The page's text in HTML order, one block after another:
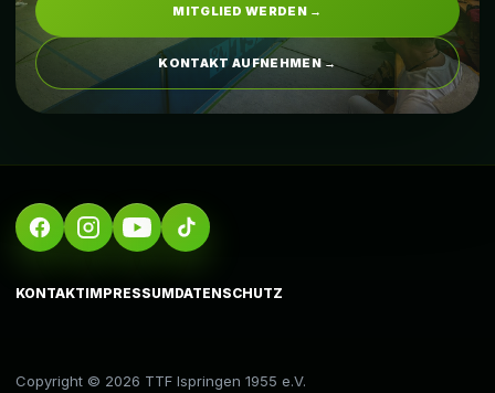
MITGLIED WERDEN →
KONTAKT AUFNEHMEN →
KONTAKTIMPRESSUMDATENSCHUTZ
Copyright © 2026 TTF Ispringen 1955 e.V.